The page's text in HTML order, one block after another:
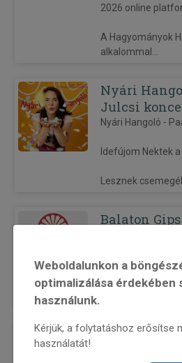
Weboldalunkon a
optimalizálása érdekében
használunk.
Kérjük, a folytatáshoz erősítse
használatát!
2026 online
A Hagyományok
alkalommal...
Nyári
Julcsi
Nyári Hangoló -
Idefújom Nektek
Lesznek
Balaton
Helyszín: Bábel
XIX.